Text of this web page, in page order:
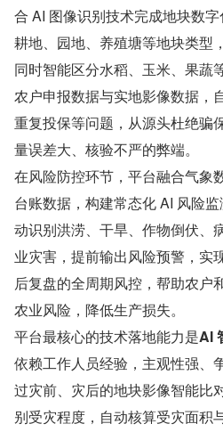
合 AI 图像识别技术完成地块数
耕地、园地、养殖塘等地块类型
同时智能区分水稻、玉米、果蔬
农户申报数据与实地影像数据，
重复投保等问题，从源头杜绝骗
量误差大、核验不严的弊端。
在风险防控环节，平台融合气象
台账数据，构建常态化 AI 风险
动识别洪涝、干旱、作物倒伏、
业灾害，提前输出风险预警，实
后复盘的全周期风控，帮助农户
农业风险，降低生产损失。
平台最核心的技术落地能力是​AI
依赖工作人员经验，主观性强、
过灾前、灾后的地块影像智能比
别受灾程度，自动核算受灾面积